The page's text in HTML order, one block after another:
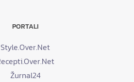
PORTALI
Style.Over.Net
Žurnal24